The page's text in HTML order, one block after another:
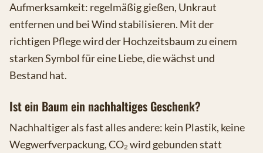
Aufmerksamkeit: regelmäßig gießen, Unkraut
entfernen und bei Wind stabilisieren. Mit der
richtigen Pflege wird der Hochzeitsbaum zu einem
starken Symbol für eine Liebe, die wächst und
Bestand hat.
Ist ein Baum ein nachhaltiges Geschenk?
Nachhaltiger als fast alles andere: kein Plastik, keine
Wegwerfverpackung, CO₂ wird gebunden statt